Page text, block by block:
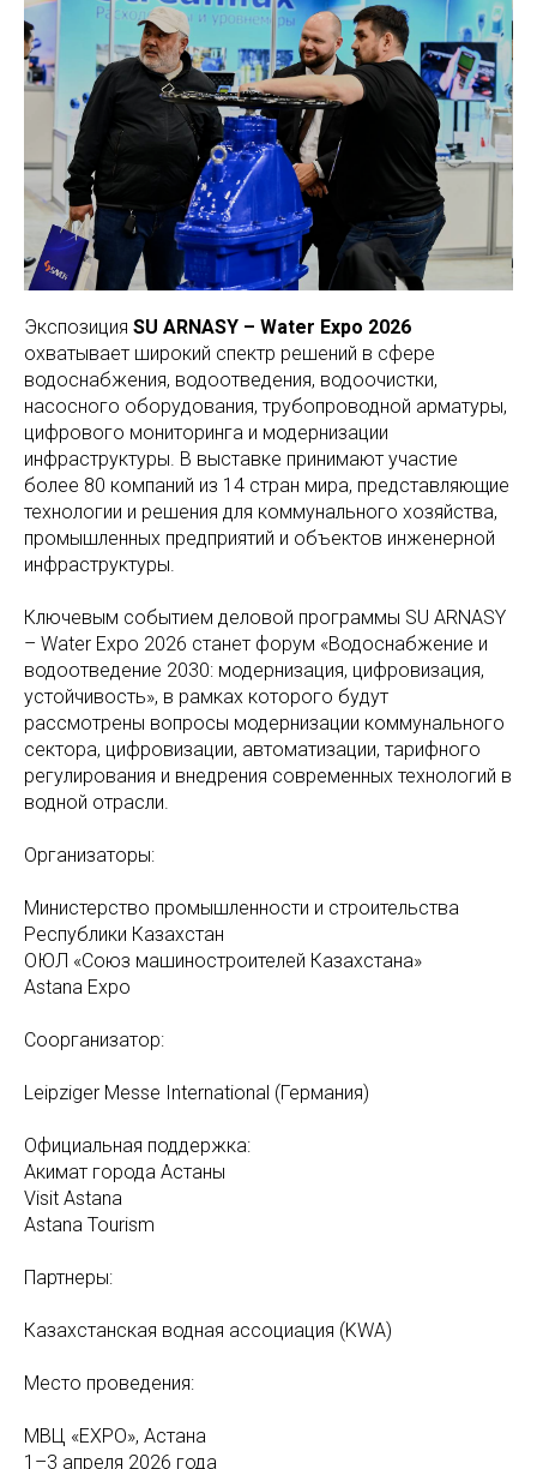
Экспозиция SU ARNASY – Water Expo 2026
охватывает широкий спектр решений в сфере
водоснабжения, водоотведения, водоочистки,
насосного оборудования, трубопроводной арматуры,
цифрового мониторинга и модернизации
инфраструктуры. В выставке принимают участие
более 80 компаний из 14 стран мира, представляющие
технологии и решения для коммунального хозяйства,
промышленных предприятий и объектов инженерной
инфраструктуры.
Ключевым событием деловой программы SU ARNASY
– Water Expo 2026 станет форум «Водоснабжение и
водоотведение 2030: модернизация, цифровизация,
устойчивость», в рамках которого будут
рассмотрены вопросы модернизации коммунального
сектора, цифровизации, автоматизации, тарифного
регулирования и внедрения современных технологий в
водной отрасли.
Организаторы:
Министерство промышленности и строительства
Республики Казахстан
ОЮЛ «Союз машиностроителей Казахстана»
Astana Expo
Соорганизатор:
Leipziger Messe International (Германия)
Официальная поддержка:
Акимат города Астаны
Visit Astana
Astana Tourism
Партнеры:
Казахстанская водная ассоциация (KWA)
Место проведения:
МВЦ «EXPO», Астана
1–3 апреля 2026 года